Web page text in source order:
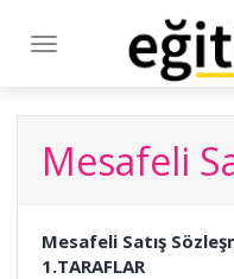
Toggle
Mesafeli
Mesafeli Satış
1.TARAFLAR